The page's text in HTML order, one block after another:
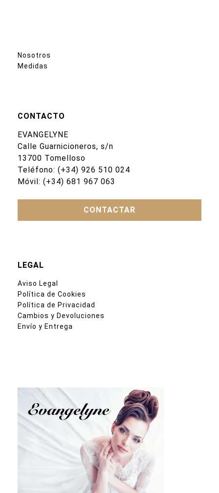
Nosotros
Medidas
CONTACTO
EVANGELYNE
Calle Guarnicioneros, s/n
13700 Tomelloso
Teléfono: (+34) 926 510 024
Móvil: (+34) 681 967 063
CONTACTAR
LEGAL
Aviso Legal
Política de Cookies
Política de Privacidad
Cambios y Devoluciones
Envío y Entrega